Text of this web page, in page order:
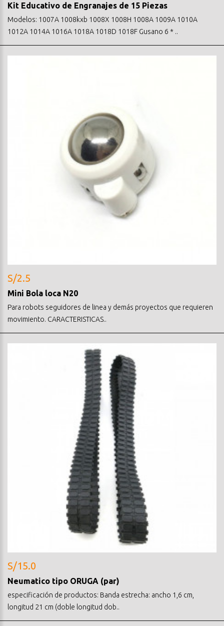
Kit Educativo de Engranajes de 15 Piezas
Modelos: 1007A 1008kxb 1008X 1008H 1008A 1009A 1010A
1012A 1014A 1016A 1018A 1018D 1018F Gusano 6 * ..
S/2.5
Mini Bola loca N20
Para robots seguidores de linea y demás proyectos que requieren
movimiento. CARACTERISTICAS..
S/15.0
Neumatico tipo ORUGA (par)
especificación de productos: Banda estrecha: ancho 1,6 cm,
longitud 21 cm (doble longitud dob..